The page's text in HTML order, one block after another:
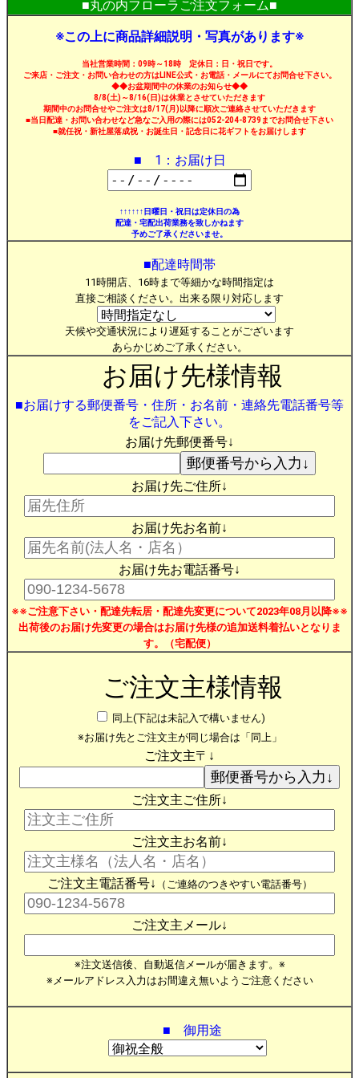
■丸の内フローラご注文フォーム■
※この上に商品詳細説明・写真があります※
当社営業時間：09時～18時 定休日：日・祝日です。
ご来店・ご注文・お問い合わせの方はLINE公式・お電話・メールにてお問合せ下さい。
◆◆お盆期間中の休業のお知らせ◆◆
8/8(土)～8/16(日)は休業とさせていただきます
期間中のお問合せやご注文は8/17(月)以降に順次ご連絡させていただきます
■当日配達・お問い合わせなど急なご入用の際には052-204-8739までお問合せ下さい
■就任祝・新社屋落成祝・お誕生日・記念日に花ギフトをお届けします
■ 1：お届け日
↑↑↑↑↑↑日曜日・祝日は定休日の為
配達・宅配出荷業務を致しかねます
予めご了承くださいませ。
■配達時間帯
11時開店、16時まで等細かな時間指定は
直接ご相談ください。出来る限り対応します
天候や交通状況により遅延することがございます
あらかじめご了承ください。
お届け先様情報
■お届けする郵便番号・住所・お名前・連絡先電話番号等
をご記入下さい。
お届け先郵便番号↓
お届け先ご住所↓
お届け先お名前↓
お届け先お電話番号↓
※※ご注意下さい・配達先転居・配達先変更について2023年08月以降※※
出荷後のお届け先変更の場合はお届け先様の追加送料着払いとなりま
す。（宅配便）
ご注文主様情報
同上(下記は未記入で構いません)
※お届け先とご注文主が同じ場合は「同上」
ご注文主〒↓
ご注文主ご住所↓
ご注文主お名前↓
ご注文主電話番号↓ （ご連絡のつきやすい電話番号）
ご注文主メール↓
※注文送信後、自動返信メールが届きます。※
※メールアドレス入力はお間違え無いようご注意ください
■ 御用途